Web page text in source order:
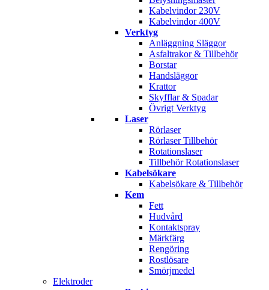
Kabelvindor 230V
Kabelvindor 400V
Verktyg
Anläggning Släggor
Asfaltrakor & Tillbehör
Borstar
Handsläggor
Krattor
Skyfflar & Spadar
Övrigt Verktyg
Laser
Rörlaser
Rörlaser Tillbehör
Rotationslaser
Tillbehör Rotationslaser
Kabelsökare
Kabelsökare & Tillbehör
Kem
Fett
Hudvård
Kontaktspray
Märkfärg
Rengöring
Rostlösare
Smörjmedel
Elektroder